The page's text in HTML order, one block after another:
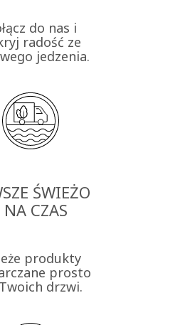
do nas i
radość ze
jedzenia.
ŚWIEŻO
CZAS
produkty
prosto
drzwi.